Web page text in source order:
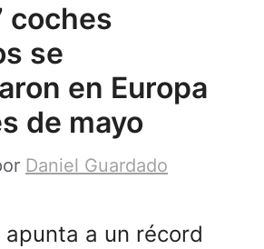
coches
se
en Europa
de mayo
Daniel Guardado
apunta a un récord